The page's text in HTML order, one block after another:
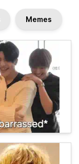
Memes